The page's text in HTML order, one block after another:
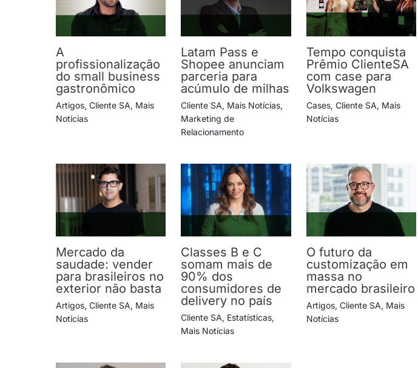
A
profissionalização
do small business
gastronômico
Artigos, Cliente SA, Mais
Notícias
Latam Pass e
Shopee anunciam
parceria para
acúmulo de milhas
Cliente SA, Mais Notícias,
Marketing de
Relacionamento
Tempo conquista
Prêmio ClienteSA
com case para
Volkswagen
Cases, Cliente SA, Mais
Notícias
Mercado da
saudade: vender
para brasileiros no
exterior não basta
Artigos, Cliente SA, Mais
Notícias
Classes B e C
somam mais de
90% dos
consumidores de
delivery no país
Cliente SA, Estatísticas,
Mais Notícias
O futuro da
customização em
massa no
mercado brasileiro
Artigos, Cliente SA, Mais
Notícias